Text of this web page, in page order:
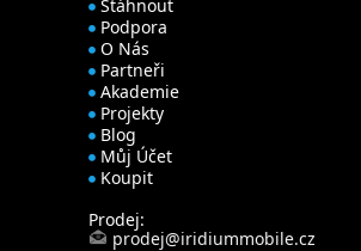
Stáhnout
Podpora
O Nás
Partneři
Akademie
Projekty
Blog
Můj Účet
Koupit
Prodej:
prodej@iridiummobile.cz